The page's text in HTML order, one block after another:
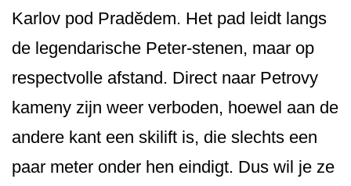
Karlov pod Pradědem. Het pad leidt langs
de legendarische Peter-stenen, maar op
respectvolle afstand. Direct naar Petrovy
kameny zijn weer verboden, hoewel aan de
andere kant een skilift is, die slechts een
paar meter onder hen eindigt. Dus wil je ze